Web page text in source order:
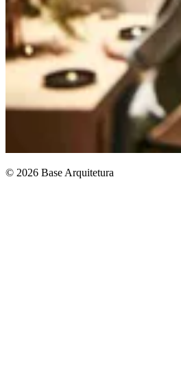
© 2026 Base Arquitetura